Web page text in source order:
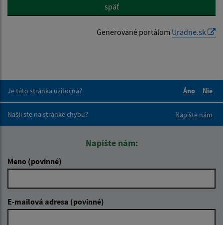
späť
Generované portálom Uradne.sk
Je táto stránka užitočná?
Áno
Nie
Našli ste na stránke chybu?
Napíšte nám
Napíšte nám:
Meno (povinné)
E-mailová adresa (povinné)